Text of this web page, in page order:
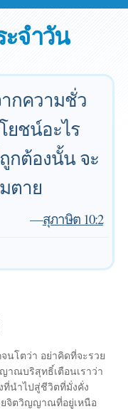
จำวัน
กความชั่ว
ยชน์อะไร
กต้องนั้น จะ
ตาย
—สุภาษิต 10:2
นโตว่า อย่าคิดที่จะรวย
าณบริสุทธิ์เตือนเราว่า
ที่นำไปสู่ชีวิตที่มั่งคั่ง
ยจิตวิญญาณที่อยู่เหนือ